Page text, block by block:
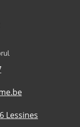
Lessines